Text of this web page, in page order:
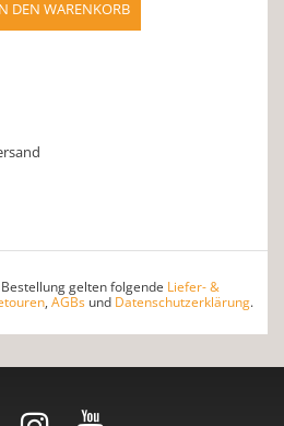
gelten folgende Liefer- &
, AGBs und Datenschutzerklärung.